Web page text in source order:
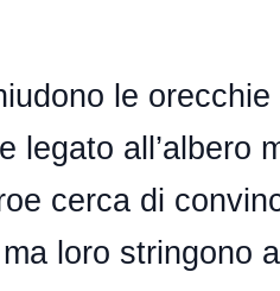
le
legato all’albero
cerca di
loro stringono